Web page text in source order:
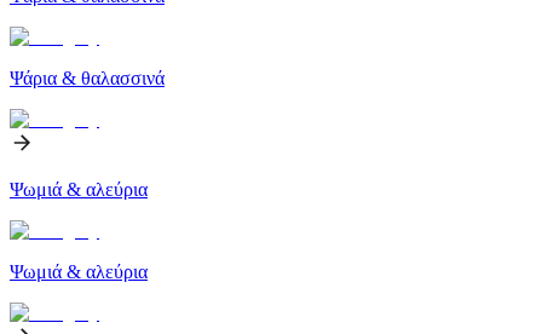
Ψάρια & θαλασσινά
Ψωμιά & αλεύρια
Ψωμιά & αλεύρια